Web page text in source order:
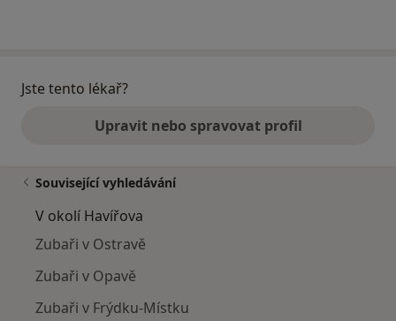
Jste tento lékař?
Upravit nebo spravovat profil
Související vyhledávání
V okolí Havířova
Zubaři v Ostravě
Zubaři v Opavě
Zubaři v Frýdku-Místku